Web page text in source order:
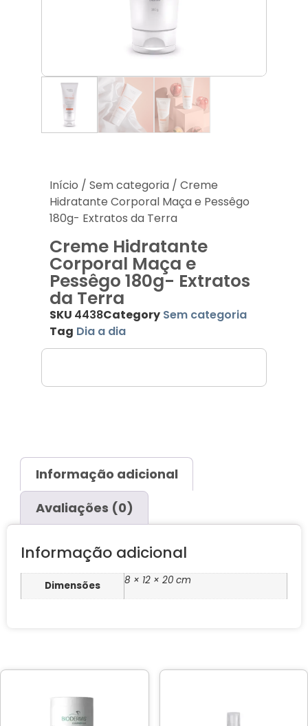
Lançamentos
Início / Sem categoria / Creme
Hidratante Corporal Maça e Pessêgo
180g- Extratos da Terra
Creme Hidratante
Corporal Maça e
Pessêgo 180g- Extratos
da Terra
SKU 4438Category Sem categoria
Tag Dia a dia
Informação adicional
Avaliações (0)
Informação adicional
Dimensões 8 × 12 × 20 cm